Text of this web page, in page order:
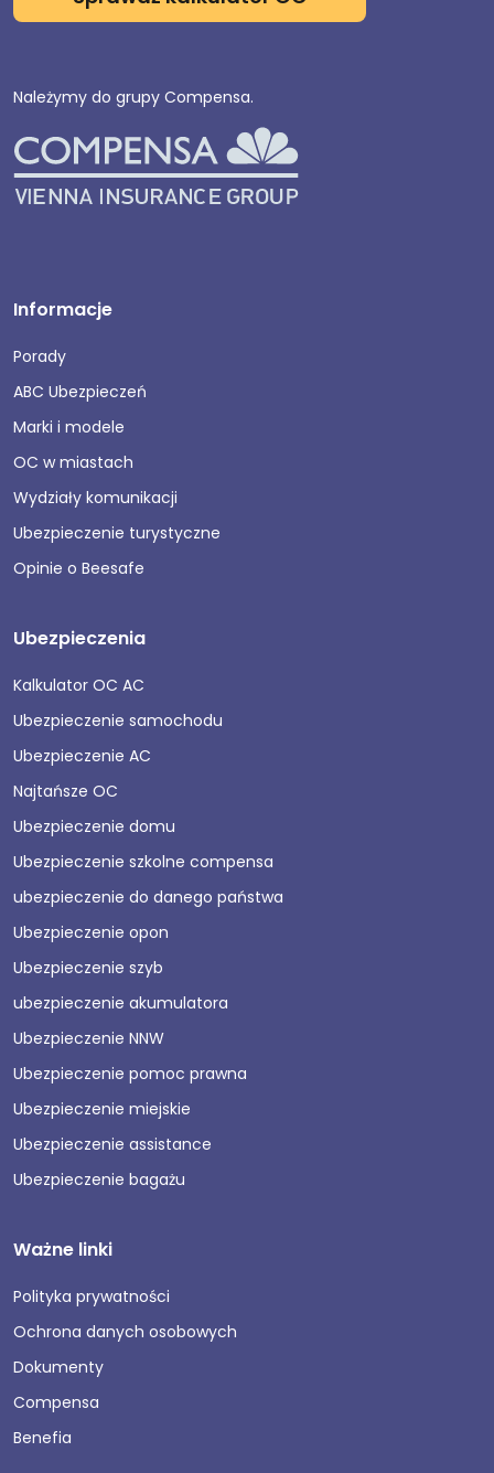
Należymy do grupy Compensa.
Informacje
Porady
ABC Ubezpieczeń
Marki i modele
OC w miastach
Wydziały komunikacji
Ubezpieczenie turystyczne
Opinie o Beesafe
Ubezpieczenia
Kalkulator OC AC
Ubezpieczenie samochodu
Ubezpieczenie AC
Najtańsze OC
Ubezpieczenie domu
Ubezpieczenie szkolne compensa
ubezpieczenie do danego państwa
Ubezpieczenie opon
Ubezpieczenie szyb
ubezpieczenie akumulatora
Ubezpieczenie NNW
Ubezpieczenie pomoc prawna
Ubezpieczenie miejskie
Ubezpieczenie assistance
Ubezpieczenie bagażu
Ważne linki
Polityka prywatności
Ochrona danych osobowych
Dokumenty
Compensa
Benefia